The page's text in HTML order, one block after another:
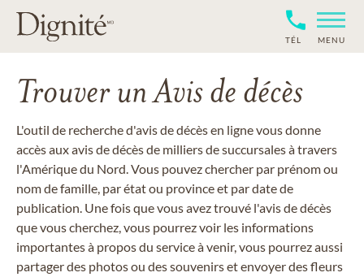
TÉL MENU
Trouver un Avis de décès
L'outil de recherche d'avis de décès en ligne vous donne
accès aux avis de décès de milliers de succursales à travers
l'Amérique du Nord. Vous pouvez chercher par prénom ou
nom de famille, par état ou province et par date de
publication. Une fois que vous avez trouvé l'avis de décès
que vous cherchez, vous pourrez voir les informations
importantes à propos du service à venir, vous pourrez aussi
partager des photos ou des souvenirs et envoyer des fleurs